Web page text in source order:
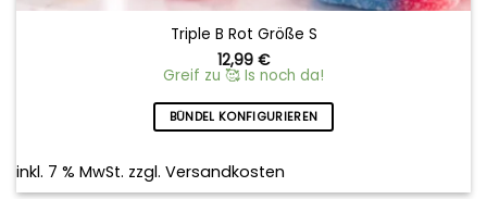
Triple B Rot Größe S
12,99 €
Greif zu 🥰 Is noch da!
BÜNDEL KONFIGURIEREN
inkl. 7 % MwSt. zzgl. Versandkosten